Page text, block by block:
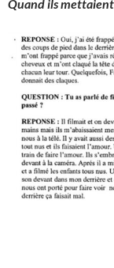
Quand ils